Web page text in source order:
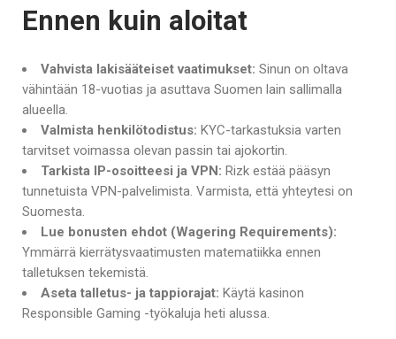
Ennen kuin aloitat
Vahvista lakisääteiset vaatimukset: Sinun on oltava
vähintään 18-vuotias ja asuttava Suomen lain sallimalla
alueella.
Valmista henkilötodistus: KYC-tarkastuksia varten
tarvitset voimassa olevan passin tai ajokortin.
Tarkista IP-osoitteesi ja VPN: Rizk estää pääsyn
tunnetuista VPN-palvelimista. Varmista, että yhteytesi on
Suomesta.
Lue bonusten ehdot (Wagering Requirements):
Ymmärrä kierrätysvaatimusten matematiikka ennen
talletuksen tekemistä.
Aseta talletus- ja tappiorajat: Käytä kasinon
Responsible Gaming -työkaluja heti alussa.